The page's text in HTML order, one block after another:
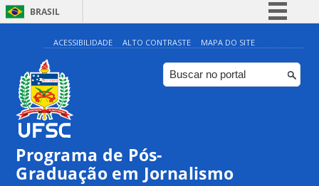
BRASIL
Simplifique!
Comunica BR
Participe
ACESSIBILIDADE ALTO CONTRASTE MAPA DO SITE
Programa de Pós-
Graduação em Jornalismo